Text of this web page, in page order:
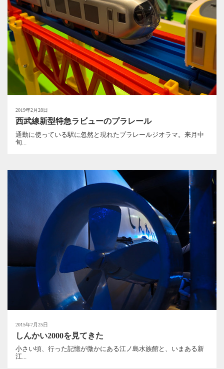
2019年2月28日
西武線新型特急ラビューのプラレール
通勤に使っている駅に忽然と現れたプラレールジオラマ。来月中
旬...
2015年7月25日
しんかい2000を見てきた
小さい頃、行った記憶が微かにある江ノ島水族館と、いまある新
江...